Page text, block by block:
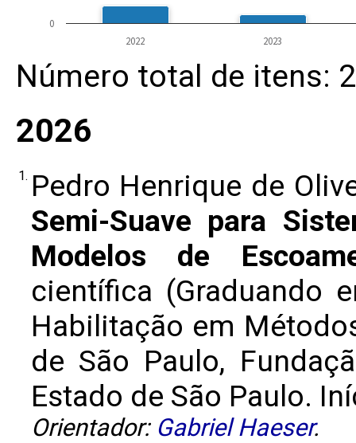
2022 2023
0
Número total de itens:
2026
1. Pedro Henrique de
Semi-Suave para
Modelos de
científica (Graduando
Habilitação em
de São Paulo,
Estado de São Paulo.
Orientador: Gabriel Haeser.